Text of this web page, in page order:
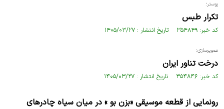
پوستر؛
تکرار طبس
کد خبر: ۳۵۴۸۴۹ تاریخ انتشار : ۱۴۰۵/۰۳/۲۷
تصویرسازی؛
درخت تناور ایران
کد خبر: ۳۵۴۸۴۶ تاریخ انتشار : ۱۴۰۵/۰۳/۲۷
رونمایی از قطعه موسیقی «بزن بو » در میان سیاه چادرهای